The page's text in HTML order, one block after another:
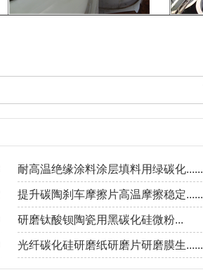
耐高温绝缘涂料涂层填料用绿碳化......
提升碳陶刹车摩擦片高温摩擦稳定......
研磨钛酸钡陶瓷用黑碳化硅微粉...
光纤碳化硅研磨纸研磨片研磨膜生......